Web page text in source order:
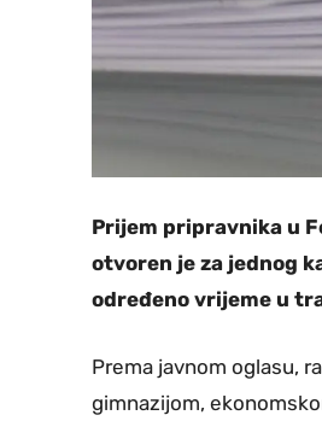
Prijem pripravnika u
otvoren je za jednog
određeno vrijeme u
Prema javnom oglasu,
gimnazijom,